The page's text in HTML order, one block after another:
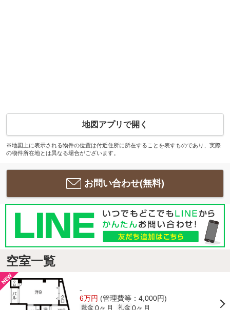
地図アプリで開く
※地図上に表示される物件の位置は付近住所に所在することを表すものであり、実際
の物件所在地とは異なる場合がございます。
お問い合わせ(無料)
空室一覧
-
6万円 (管理費等：4,000円)
敷金 0ヶ月 礼金 0ヶ月